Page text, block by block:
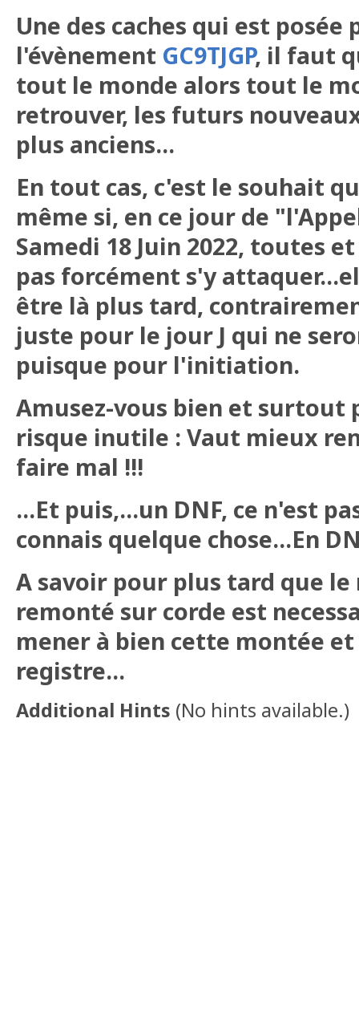
Une des caches qui est
l'évènement GC9TJGP, il faut
tout le monde alors tout le
retrouver, les futurs
plus anciens...
En tout cas, c'est le souhait
même si, en ce jour de
Samedi 18 Juin 2022, toutes
pas forcément s'y
être là plus tard,
juste pour le jour J qui ne
puisque pour l'initiation.
Amusez-vous bien et surtout
risque inutile : Vaut mieux
faire mal !!!
...Et puis,...un DNF, ce n'est
connais quelque chose...En
A savoir pour plus tard que
remonté sur corde est
mener à bien cette montée
registre...
Additional Hints (No hints available.)